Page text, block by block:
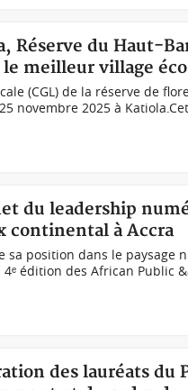
Réserve du Haut-
meilleur village
(CGL) de la réserve de
novembre 2025 à
du leadership
continental à Accra
sa position dans le
4ᵉ édition des African Public
des lauréats du